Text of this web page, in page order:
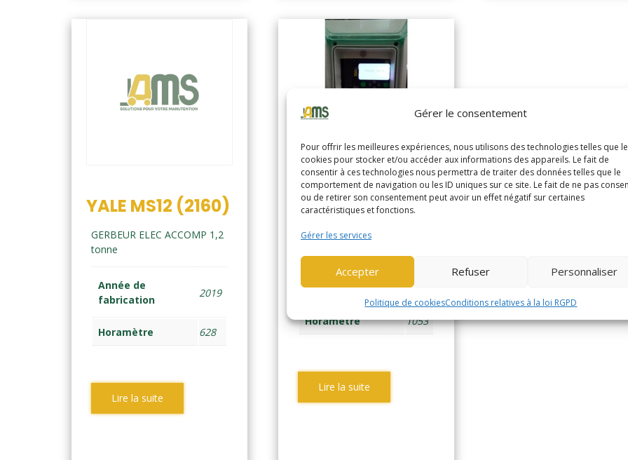
Gérer le consentement
Pour offrir les meilleures expériences, nous utilisons des technologies telles que
cookies pour stocker et/ou accéder aux informations des appareils. Le fait de
consentir à ces technologies nous permettra de traiter des données telles que le
comportement de navigation ou les ID uniques sur ce site. Le fait de ne pas
ou de retirer son consentement peut avoir un effet négatif sur certaines
caractéristiques et fonctions.
Gérer les services
Accepter Refuser Personnaliser
Politique de cookiesConditions relatives à la loi RGPD
YALE MS12 (2160)
GERBEUR ELEC ACCOMP 1,2
tonne
Année de
fabrication
2019
Horamètre 628
Lire la suite
YALE MS14IL
(2159)
tonne
Année de
fabrication
2019
Horamètre 1053
Lire la suite